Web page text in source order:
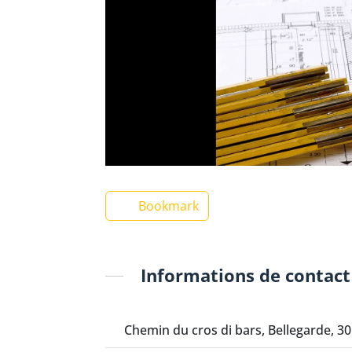
Bookmark
Informations de contact
Chemin du cros di bars, Bellegarde,